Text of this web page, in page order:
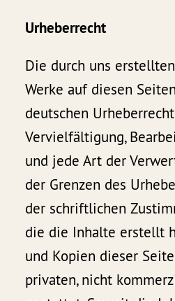
Urheberrecht
Die durch uns
Werke auf diesen
deutschen
Vervielfältigung,
und jede Art der
der Grenzen des
der schriftlichen
die die Inhalte erstellt
und Kopien dieser
privaten, nicht